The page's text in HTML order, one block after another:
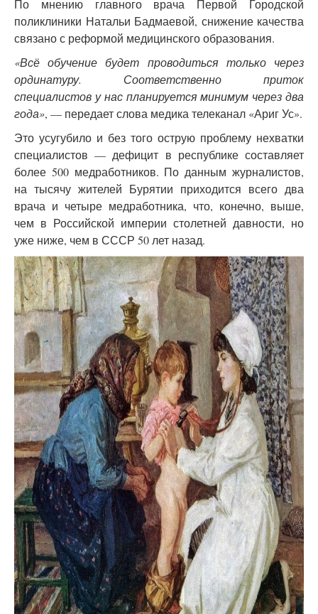
По мнению главного врача Первой Городской
поликлиники Натальи Бадмаевой, снижение качества
связано с реформой медицинского образования.
«Всё обучение будет проводиться только через
ординатуру. Соответственно приток
специалистов у нас планируется минимум через два
года», — передает слова медика телеканал «Ариг Ус».
Это усугубило и без того острую проблему нехватки
специалистов — дефицит в республике составляет
более 500 медработников. По данным журналистов,
на тысячу жителей Бурятии приходится всего два
врача и четыре медработника, что, конечно, выше,
чем в Российской империи столетней давности, но
уже ниже, чем в СССР 50 лет назад.